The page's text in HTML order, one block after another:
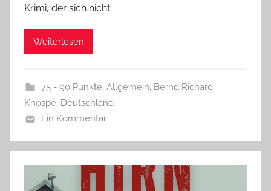
Krimi, der sich nicht
Weiterlesen
75 - 90 Punkte, Allgemein, Bernd Richard
Knospe, Deutschland
Ein Kommentar